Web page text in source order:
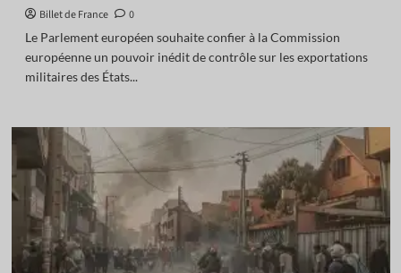
Billet de France
0
Le Parlement européen souhaite confier à la Commission
européenne un pouvoir inédit de contrôle sur les exportations
militaires des États...